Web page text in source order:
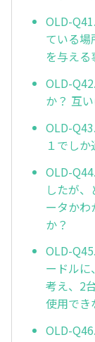
OLD-
ている場
を与える
OLD-
か？ 互
OLD-
１でし
OLD-
したが
ータか
か？
OLD-
ードルに
考え、2
使用でき
OLD-